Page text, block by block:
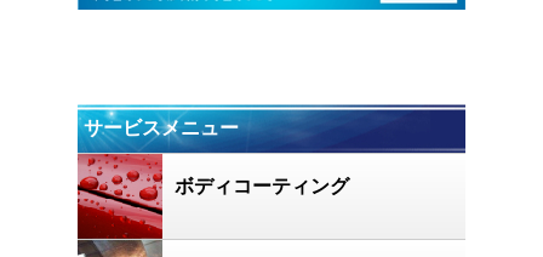
サービスメニュー
ボディコーティング